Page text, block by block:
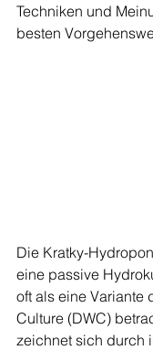
Techniken und
besten
Die Kratky-
eine passive
oft als eine Variante
Culture (DWC)
zeichnet sich durch